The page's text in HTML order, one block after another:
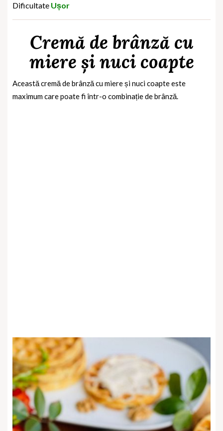
Dificultate Ușor
Cremă de brânză cu
miere și nuci coapte
Această cremă de brânză cu miere și nuci coapte este
maximum care poate fi într-o combinație de brânză.